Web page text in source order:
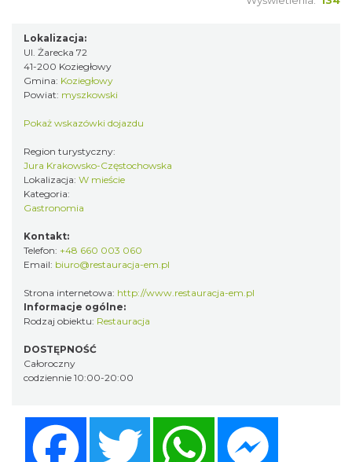
Lokalizacja:
Ul. Żarecka 72
41-200 Koziegłowy
Gmina: Koziegłowy
Powiat: myszkowski
Pokaż wskazówki dojazdu
Region turystyczny:
Jura Krakowsko-Częstochowska
Lokalizacja: W mieście
Kategoria:
Gastronomia
Kontakt:
Telefon: +48 660 003 060
Email: biuro@restauracja-em.pl
Strona internetowa: http://www.restauracja-em.pl
Informacje ogólne:
Rodzaj obiektu: Restauracja
DOSTĘPNOŚĆ
Całoroczny
codziennie 10:00-20:00
Twitter WhatsApp